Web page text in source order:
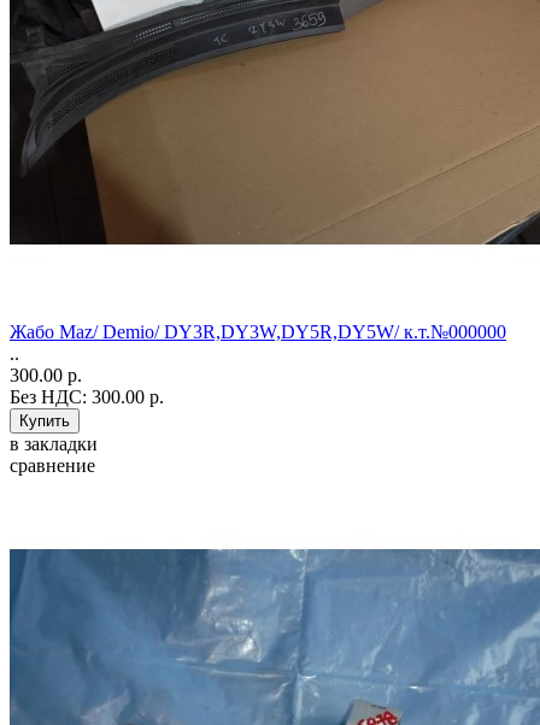
Жабо Maz/ Demio/ DY3R,DY3W,DY5R,DY5W/ к.т.№000000
..
300.00 р.
Без НДС: 300.00 р.
в закладки
сравнение